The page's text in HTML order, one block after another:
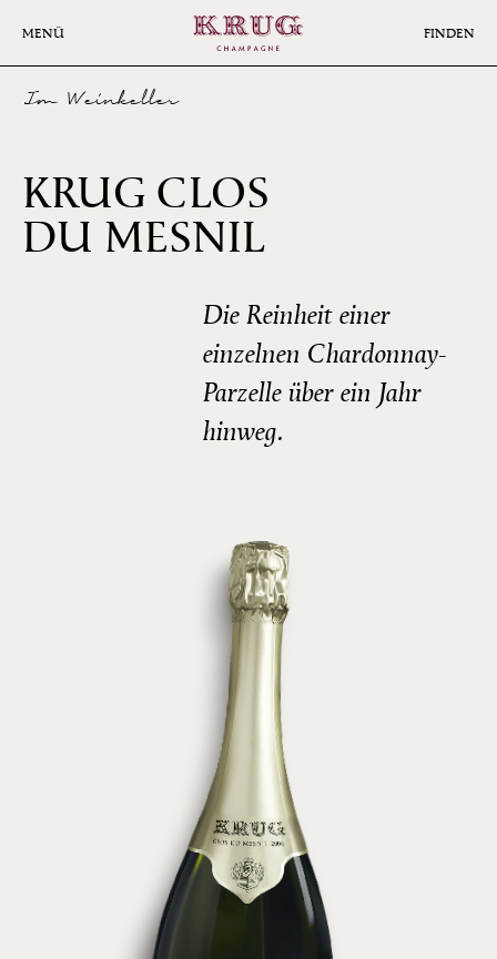
MENÜ FINDEN
Im Weinkeller
KRUG CLOS
DU MESNIL
Die Reinheit einer
einzelnen Chardonnay-
Parzelle über ein Jahr
hinweg.